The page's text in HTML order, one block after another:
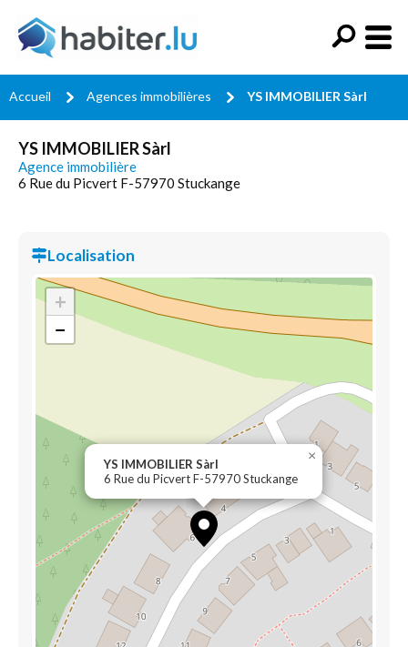
Accueil Agences immobilières YS IMMOBILIER Sàrl
YS IMMOBILIER Sàrl
Agence immobilière
6 Rue du Picvert F-57970 Stuckange
Localisation
YS IMMOBILIER Sàrl
6 Rue du Picvert F-57970 Stuckange
×
+
−